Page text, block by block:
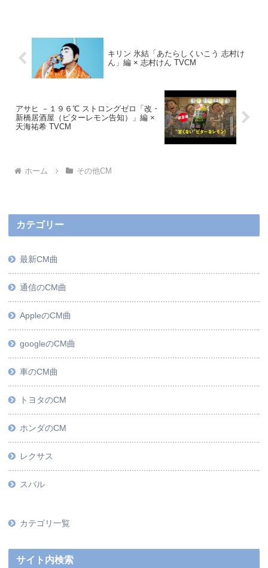
キリン 氷結「あたらしくいこう 志村け
ん」編 × 志村けん TVCM
アサヒ －１９６℃ ストロングゼロ「改・
新橋居酒屋（ビターレモン告知）」編 ×
天海祐希 TVCM
ホーム その他CM
カテゴリー
最新CM曲
通信のCM曲
AppleのCM曲
googleのCM曲
車のCM曲
トヨタのCM
ホンダのCM
レクサス
スバル
カテゴリ一覧
サイト内検索